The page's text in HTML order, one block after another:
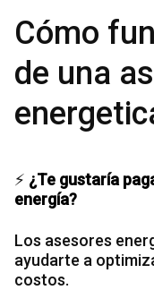
Cómo
de una
⚡ ¿Te gustaría
energía?
Los asesores
ayudarte a
costos.